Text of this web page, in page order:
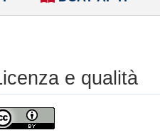
e qualità